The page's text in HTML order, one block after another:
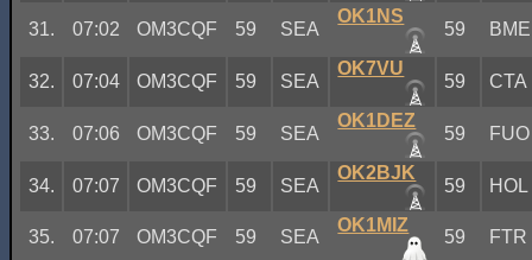
31. 07:02 OM3CQF 59 SEA
OK1NS
59 BME
32. 07:04 OM3CQF 59 SEA
OK7VU
59 CTA
33. 07:06 OM3CQF 59 SEA
OK1DEZ
59 FUO
34. 07:07 OM3CQF 59 SEA
OK2BJK
59 HOL
35. 07:07 OM3CQF 59 SEA
OK1MIZ
59 FTR